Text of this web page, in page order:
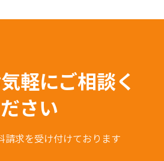
軽にご相談く
ださい
請求を受け付けております